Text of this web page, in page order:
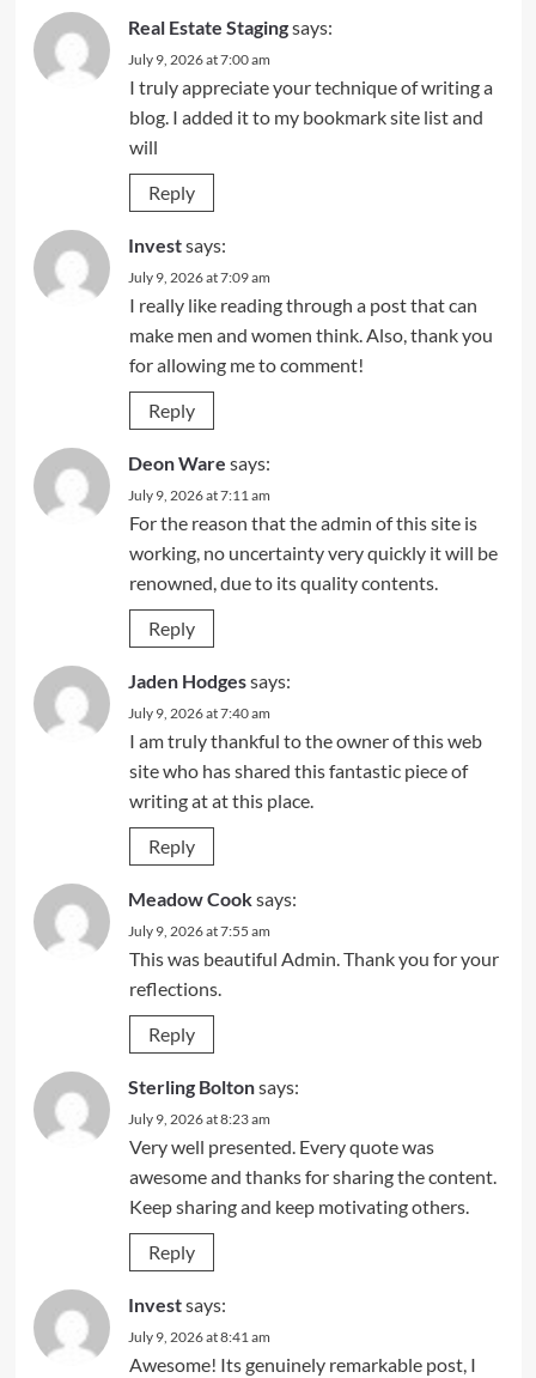
Real Estate Stagingsays:
July 9, 2026 at 7:00 am
I truly appreciate your technique of writing a
blog. I added it to my bookmark site list and
will
Reply
Investsays:
July 9, 2026 at 7:09 am
I really like reading through a post that can
make men and women think. Also, thank you
for allowing me to comment!
Reply
Deon Ware says:
July 9, 2026 at 7:11 am
For the reason that the admin of this site is
working, no uncertainty very quickly it will be
renowned, due to its quality contents.
Reply
Jaden Hodgessays:
July 9, 2026 at 7:40 am
I am truly thankful to the owner of this web
site who has shared this fantastic piece of
writing at at this place.
Reply
Meadow Cooksays:
July 9, 2026 at 7:55 am
This was beautiful Admin. Thank you for your
reflections.
Reply
Sterling Boltonsays:
July 9, 2026 at 8:23 am
Very well presented. Every quote was
awesome and thanks for sharing the content.
Keep sharing and keep motivating others.
Reply
Investsays:
July 9, 2026 at 8:41 am
Awesome! Its genuinely remarkable post, I